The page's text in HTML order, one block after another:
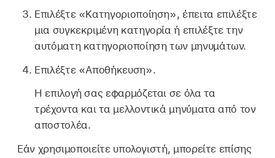
Επιλέξτε «Κατηγοριοποίηση», έπειτα επιλέξτε
μια συγκεκριμένη κατηγορία ή επιλέξτε την
αυτόματη κατηγοριοποίηση των μηνυμάτων.
Επιλέξτε «Αποθήκευση».
Η επιλογή σας εφαρμόζεται σε όλα τα
τρέχοντα και τα μελλοντικά μηνύματα από τον
αποστολέα.
Εάν χρησιμοποιείτε υπολογιστή, μπορείτε επίσης